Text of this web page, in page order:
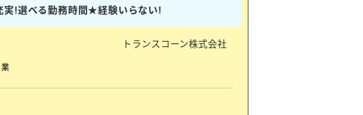
実!選べる勤務時間★経験いらない!
トランスコーン株式会社